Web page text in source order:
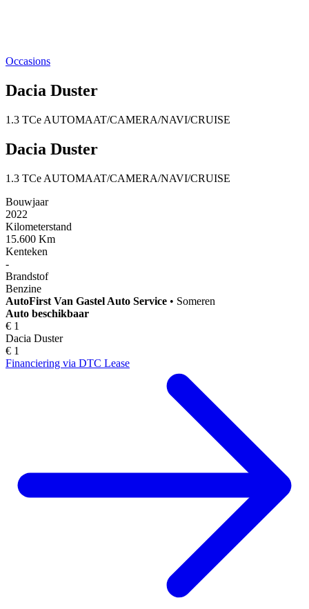
Occasions
Dacia Duster
1.3 TCe AUTOMAAT/CAMERA/NAVI/CRUISE
Dacia Duster
1.3 TCe AUTOMAAT/CAMERA/NAVI/CRUISE
Bouwjaar
2022
Kilometerstand
15.600 Km
Kenteken
-
Brandstof
Benzine
AutoFirst Van Gastel Auto Service • Someren
Auto beschikbaar
€ 1
Dacia Duster
€ 1
Financiering via DTC Lease